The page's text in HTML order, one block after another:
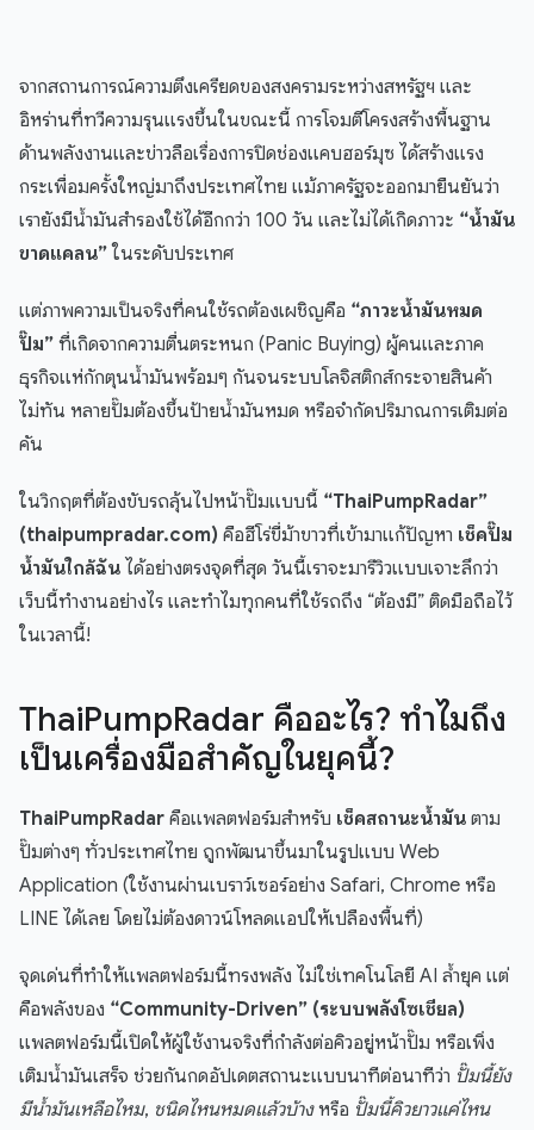
จากสถานการณ์ความตึงเครียดของสงครามระหว่างสหรัฐฯ และ
อิหร่านที่ทวีความรุนแรงขึ้นในขณะนี้ การโจมตีโครงสร้างพื้นฐาน
ด้านพลังงานและข่าวลือเรื่องการปิดช่องแคบฮอร์มุซ ได้สร้างแรง
กระเพื่อมครั้งใหญ่มาถึงประเทศไทย แม้ภาครัฐจะออกมายืนยันว่า
เรายังมีน้ำมันสำรองใช้ได้อีกกว่า 100 วัน และไม่ได้เกิดภาวะ “น้ำมัน
ขาดแคลน” ในระดับประเทศ
แต่ภาพความเป็นจริงที่คนใช้รถต้องเผชิญคือ “ภาวะน้ำมันหมด
ปั๊ม” ที่เกิดจากความตื่นตระหนก (Panic Buying) ผู้คนและภาค
ธุรกิจแห่กักตุนน้ำมันพร้อมๆ กันจนระบบโลจิสติกส์กระจายสินค้า
ไม่ทัน หลายปั๊มต้องขึ้นป้ายน้ำมันหมด หรือจำกัดปริมาณการเติมต่อ
คัน
ในวิกฤตที่ต้องขับรถลุ้นไปหน้าปั๊มแบบนี้ “ThaiPumpRadar”
(thaipumpradar.com) คือฮีโร่ขี่ม้าขาวที่เข้ามาแก้ปัญหา เช็คปั๊ม
น้ำมันใกล้ฉัน ได้อย่างตรงจุดที่สุด วันนี้เราจะมารีวิวแบบเจาะลึกว่า
เว็บนี้ทำงานอย่างไร และทำไมทุกคนที่ใช้รถถึง “ต้องมี” ติดมือถือไว้
ในเวลานี้!
ThaiPumpRadar คืออะไร? ทำไมถึง
เป็นเครื่องมือสำคัญในยุคนี้?
ThaiPumpRadar คือแพลตฟอร์มสำหรับ เช็คสถานะน้ำมัน ตาม
ปั๊มต่างๆ ทั่วประเทศไทย ถูกพัฒนาขึ้นมาในรูปแบบ Web
Application (ใช้งานผ่านเบราว์เซอร์อย่าง Safari, Chrome หรือ
LINE ได้เลย โดยไม่ต้องดาวน์โหลดแอปให้เปลืองพื้นที่)
จุดเด่นที่ทำให้แพลตฟอร์มนี้ทรงพลัง ไม่ใช่เทคโนโลยี AI ล้ำยุค แต่
คือพลังของ “Community-Driven” (ระบบพลังโซเชียล)
แพลตฟอร์มนี้เปิดให้ผู้ใช้งานจริงที่กำลังต่อคิวอยู่หน้าปั๊ม หรือเพิ่ง
เติมน้ำมันเสร็จ ช่วยกันกดอัปเดตสถานะแบบนาทีต่อนาทีว่า ปั๊มนี้ยัง
มีน้ำมันเหลือไหม, ชนิดไหนหมดแล้วบ้างหรือ ปั๊มนี้คิวยาวแค่ไหน